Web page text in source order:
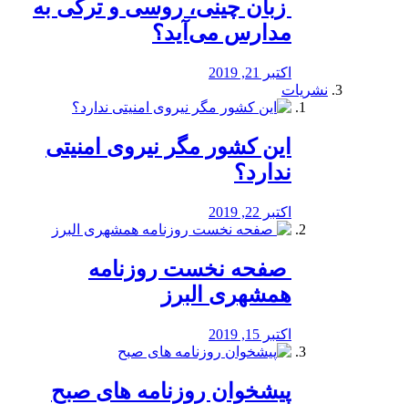
️ زبان چینی، روسی و ترکی به
مدارس می‌آید؟
اکتبر 21, 2019
نشریات
این کشور مگر نیروی امنیتی
ندارد؟
اکتبر 22, 2019
️ صفحه نخست روزنامه‌
همشهری البرز
اکتبر 15, 2019
پیشخوان روزنامه های صبح